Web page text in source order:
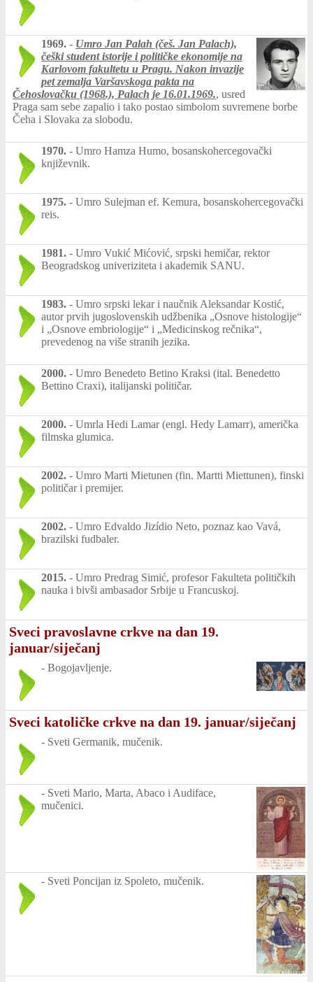
1969. - Umro Jan Palah (češ. Jan Palach),
češki student istorije i političke ekonomije na
Karlovom fakultetu u Pragu. Nakon invazije
pet zemalja Varšavskoga pakta na
Čehoslovačku (1968.), Palach je 16.01.1969., usred
Praga sam sebe zapalio i tako postao simbolom suvremene borbe
Čeha i Slovaka za slobodu.
1970. - Umro Hamza Humo, bosanskohercegovački
književnik.
1975. - Umro Sulejman ef. Kemura, bosanskohercegovački
reis.
1981. - Umro Vukić Mićović, srpski hemičar, rektor
Beogradskog univeriziteta i akademik SANU.
1983. - Umro srpski lekar i naučnik Aleksandar Kostić,
autor prvih jugoslovenskih udžbenika „Osnove histologije“
i „Osnove embriologije“ i „Medicinskog rečnika“,
prevedenog na više stranih jezika.
2000. - Umro Benedeto Betino Kraksi (ital. Benedetto
Bettino Craxi), italijanski političar.
2000. - Umrla Hedi Lamar (engl. Hedy Lamarr), američka
filmska glumica.
2002. - Umro Marti Mietunen (fin. Martti Miettunen), finski
političar i premijer.
2002. - Umro Edvaldo Jizídio Neto, poznaz kao Vavá,
brazilski fudbaler.
2015. - Umro Predrag Simić, profesor Fakulteta političkih
nauka i bivši ambasador Srbije u Francuskoj.
Sveci pravoslavne crkve na dan 19.
januar/siječanj
- Bogojavljenje.
Sveci katoličke crkve na dan 19. januar/siječanj
- Sveti Germanik, mučenik.
- Sveti Mario, Marta, Abaco i Audiface,
mučenici.
- Sveti Poncijan iz Spoleto, mučenik.